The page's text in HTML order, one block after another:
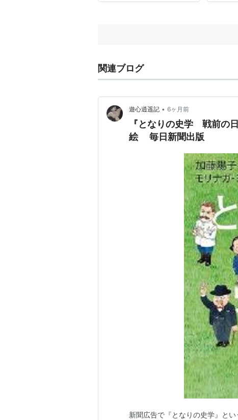
関連ブログ
遊心逍遥記 • 6ヶ月前
『となりの史学 戦前の
絵 毎日新聞出版
新聞広告で『となりの史学』と